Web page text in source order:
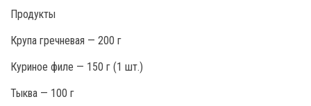
Продукты
Крупа гречневая — 200 г
Куриное филе — 150 г (1 шт.)
Тыква — 100 г